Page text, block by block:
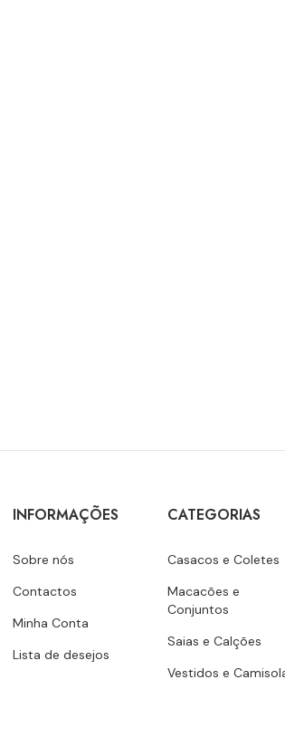
INFORMAÇÕES
Sobre nós
Contactos
Minha Conta
Lista de desejos
CATEGORIAS
Casacos e Coletes
Macacões e
Conjuntos
Saias e Calções
Vestidos e